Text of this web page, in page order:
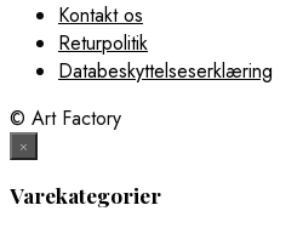
Kontakt os
Returpolitik
Databeskyttelseserklæring
© Art Factory
×
Varekategorier